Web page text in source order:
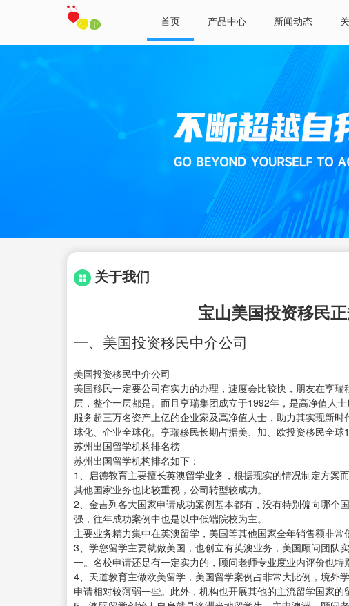
首页 产品中心 新闻动态
关于我们
宝山美国投资移民
一、美国投资移民中介公司
美国投资移民中介公司
美国移民一定要公司有实力的办理，速度会比较快，朋友在亨
层，整个一层都是。而且亨瑞集团成立于1992年，是高净值人
服务超三万名资产上亿的企业家及高净值人士，助力其实现新
球化、企业全球化。亨瑞移民长期占据美、加、欧投资移民全球
苏州出国留学机构排名榜
苏州出国留学机构排名如下：
1、启德教育主要擅长英澳留学业务，根据现实的情况制定方案
其他国家业务也比较重视，公司转型较成功。
2、金吉列各大国家申请成功案例基本都有，没有特别偏向哪个
强，往年成功案例中也是以中低端院校为主。
主要业务精力集中在英澳留学，美国等其他国家全年销售额非常
3、学您留学主要就做美国，也创立有英澳业务，美国顾问团队
一。名校申请还是有一定实力的，顾问老师专业度业内评价也特
4、天道教育主做欧美留学，美国留学案例占非常大比例，境外
申请相对较薄弱一些。此外，机构也开展其他的主流留学国家的